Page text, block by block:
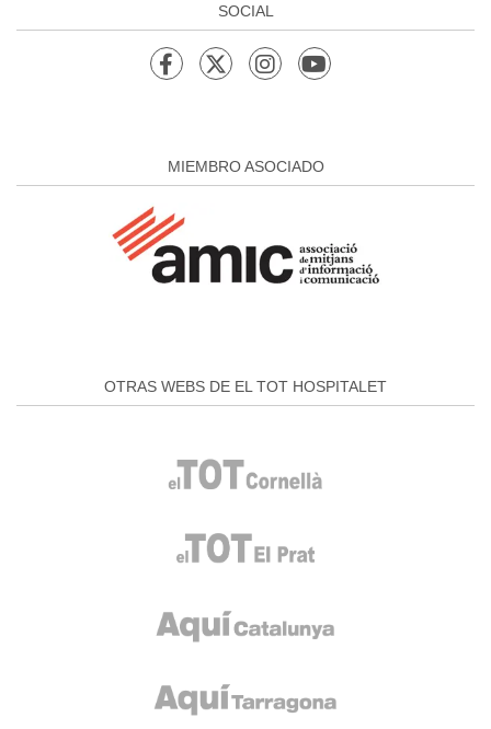
SOCIAL
MIEMBRO ASOCIADO
OTRAS WEBS DE EL TOT HOSPITALET